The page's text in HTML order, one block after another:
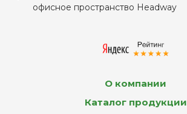
офисное пространство Headway
О компании
Каталог продукции